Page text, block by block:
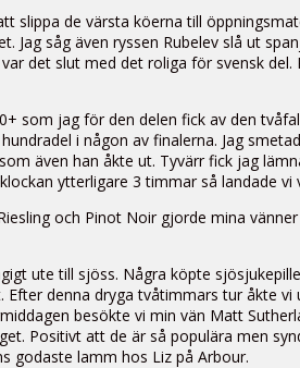
de värsta köerna till
såg även ryssen Rubelev slå ut
det slut med det roliga för svensk
som jag för den delen fick av den
i någon av finalerna. Jag
även han åkte ut. Tyvärr fick jag
ytterligare 3 timmar så landade vi
och Pinot Noir gjorde mina
ute till sjöss. Några köpte
denna dryga tvåtimmars tur åkte vi
besökte vi min vän Matt
Positivt att de är så populära men
godaste lamm hos Liz på Arbour.